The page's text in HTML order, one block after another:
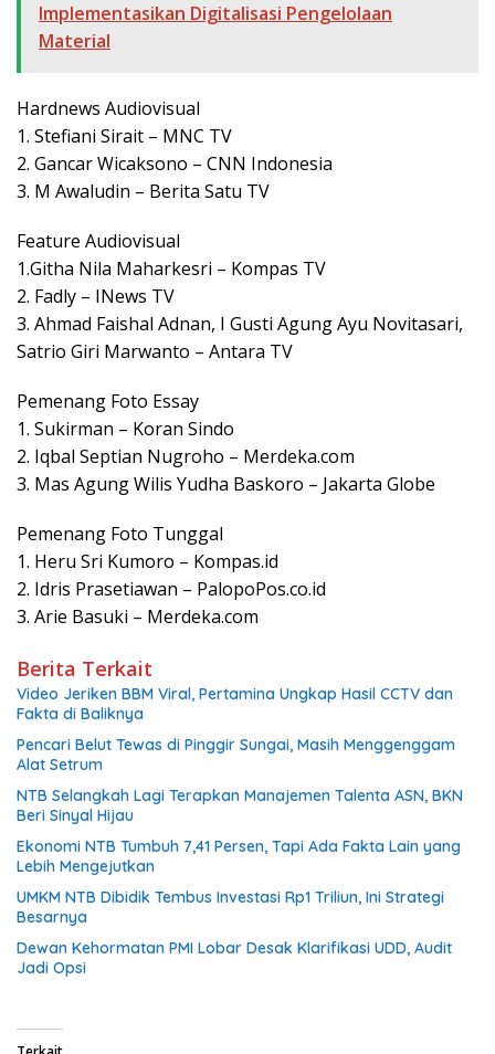
Implementasikan Digitalisasi Pengelolaan
Material
Hardnews Audiovisual
1. Stefiani Sirait – MNC TV
2. Gancar Wicaksono – CNN Indonesia
3. M Awaludin – Berita Satu TV
Feature Audiovisual
1.Githa Nila Maharkesri – Kompas TV
2. Fadly – INews TV
3. Ahmad Faishal Adnan, I Gusti Agung Ayu Novitasari,
Satrio Giri Marwanto – Antara TV
Pemenang Foto Essay
1. Sukirman – Koran Sindo
2. Iqbal Septian Nugroho – Merdeka.com
3. Mas Agung Wilis Yudha Baskoro – Jakarta Globe
Pemenang Foto Tunggal
1. Heru Sri Kumoro – Kompas.id
2. Idris Prasetiawan – PalopoPos.co.id
3. Arie Basuki – Merdeka.com
Berita Terkait
Video Jeriken BBM Viral, Pertamina Ungkap Hasil CCTV dan
Fakta di Baliknya
Pencari Belut Tewas di Pinggir Sungai, Masih Menggenggam
Alat Setrum
NTB Selangkah Lagi Terapkan Manajemen Talenta ASN, BKN
Beri Sinyal Hijau
Ekonomi NTB Tumbuh 7,41 Persen, Tapi Ada Fakta Lain yang
Lebih Mengejutkan
UMKM NTB Dibidik Tembus Investasi Rp1 Triliun, Ini Strategi
Besarnya
Dewan Kehormatan PMI Lobar Desak Klarifikasi UDD, Audit
Jadi Opsi